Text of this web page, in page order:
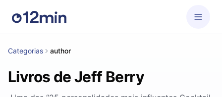
Categorias author
Livros de Jeff Berry